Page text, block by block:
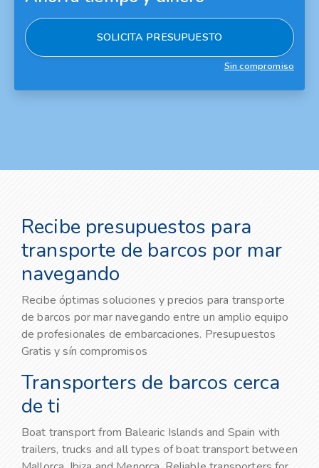
SOLICITA PRESUPUESTO
Sin compromiso
Recibe presupuestos para
transporte de barcos por mar
navegando
Recibe óptimas soluciones y precios para transporte
de barcos por mar navegando entre un amplio equipo
de profesionales de embarcaciones. Presupuestos
Gratis y sín compromisos
Transporters de barcos cerca
de ti
Boat transport from Balearic Islands and Spain with
trailers, trucks and all types of boat transport between